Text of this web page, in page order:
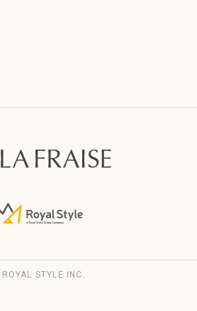
STYLE INC.